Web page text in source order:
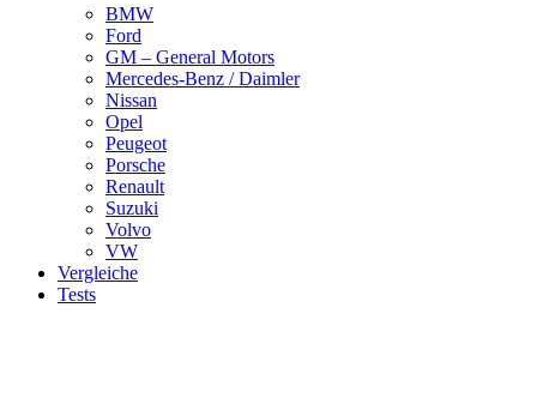
BMW
Ford
GM – General Motors
Mercedes-Benz / Daimler
Nissan
Opel
Peugeot
Porsche
Renault
Suzuki
Volvo
VW
Vergleiche
Tests